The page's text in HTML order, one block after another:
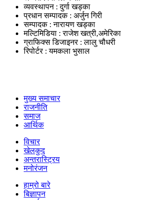
व्यवस्थापन : दुर्गा खड्का
प्रधान सम्पादक : अर्जुन गिरी
सम्पादक : नारायण खड्का
मल्टिमिडिया : राजेश खत्री,अमेरिका
ग्राफिक्स डिजाइनर : लालु चौधरी
रिपोर्टर : यमकला भुसाल
मुख्य समाचार
राजनीति
समाज
आर्थिक
विचार
खेलकुद
अन्तरास्ट्रिय
मनोरंजन
हाम्रो बारे
बिज्ञापन